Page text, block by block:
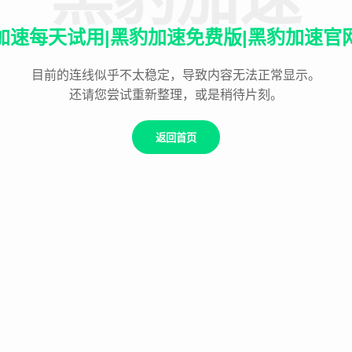
速每天试用|黑豹加速免费版|黑豹加速官
目前的连线似乎不太稳定，导致内容无法正常显示。
还请您尝试重新整理，或是稍待片刻。
返回首页